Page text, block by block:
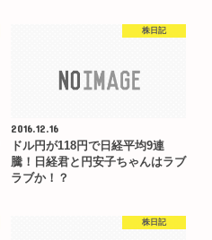
株日記
2016.12.16
ドル円が118円で日経平均9連
騰！日経君と円安子ちゃんはラブ
ラブか！？
株日記